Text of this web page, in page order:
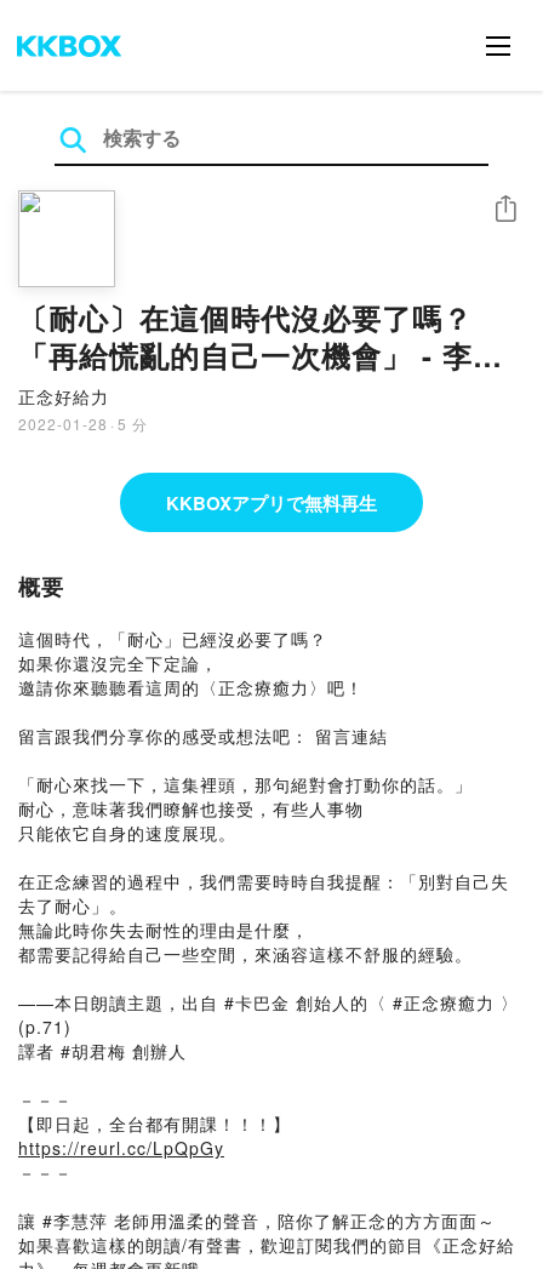
〔耐心〕在這個時代沒必要了嗎？
「再給慌亂的自己一次機會」 - 李慧
萍｜正念朗讀 Ch 10
正念好給力
2022-01-28 · 5 分
シェア
KKBOXアプリで無料再生
概要
這個時代，「耐心」已經沒必要了嗎？
如果你還沒完全下定論，
邀請你來聽聽看這周的〈正念療癒力〉吧！​
留言跟我們分享你的感受或想法吧： 留言連結
「耐心來找一下，這集裡頭，那句絕對會打動你的話。」
耐心，意味著我們瞭解也接受，有些人事物
只能依它自身的速度展現。​
在正念練習的過程中，我們需要時時自我提醒：「別對自己失
去了耐心」。​
無論此時你失去耐性的理由是什麼，
都需要記得給自己一些空間，來涵容這樣不舒服的經驗。​
——本日朗讀主題，出自 #卡巴金 創始人的〈 #正念療癒力 〉
(p.71)
譯者 #胡君梅 創辦人
－－－
【即日起，全台都有開課！！！】
https://reurl.cc/LpQpGy
－－－
讓 #李慧萍 老師用溫柔的聲音，陪你了解正念的方方面面～
如果喜歡這樣的朗讀/有聲書，歡迎訂閱我們的節目《正念好給